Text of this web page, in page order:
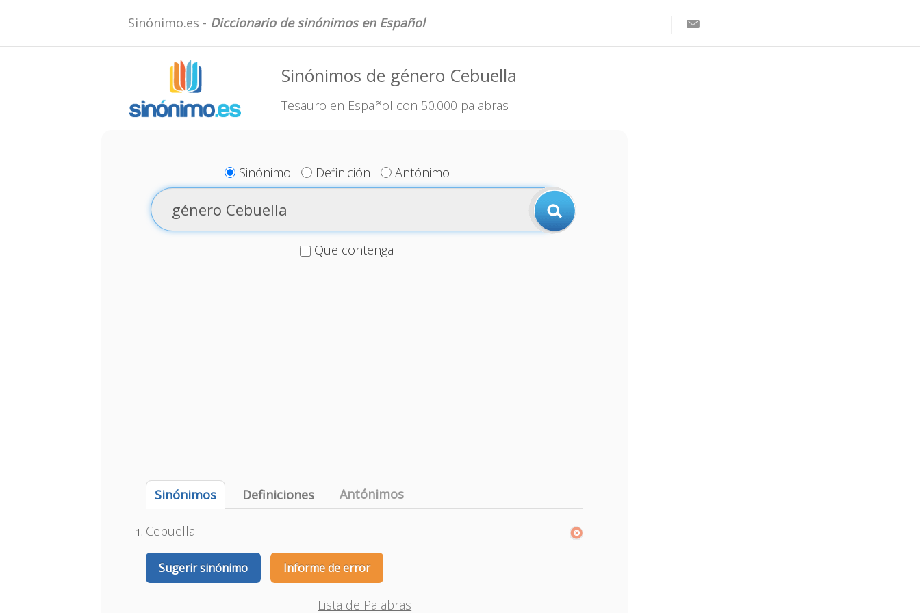
Sinónimo.es - Diccionario de sinónimos en Español
Sinónimos de género Cebuella
Tesauro en Español con 50.000 palabras
Sinónimo Definición Antónimo
Que contenga
Sinónimos Definiciones Antónimos
Cebuella
Sugerir sinónimo Informe de error
Lista de Palabras